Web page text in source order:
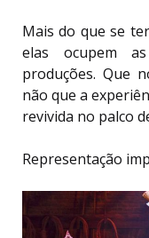
Mais do que se
elas ocupem
produções. Que
não que a
revivida no palco
Representação